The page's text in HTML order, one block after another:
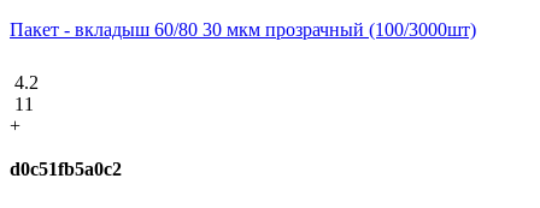
Пакет - вкладыш 60/80 30 мкм прозрачный (100/3000шт)
4.2
11
+
d0c51fb5a0c2